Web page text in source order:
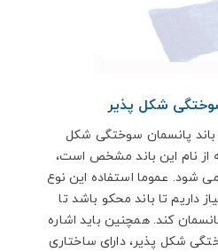
شکل پذیر
باند پانسمان سوختگی شکل
از نام این باند مشخص است،
شود. عموما استفاده این نوع
داریم تا باند محکو باشد تا
کند. همچنین باید اشاره
شکل پذیر، دارای ساختاری